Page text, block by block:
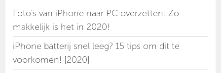
Foto's van iPhone naar PC overzetten: Zo
makkelijk is het in 2020!
iPhone batterij snel leeg? 15 tips om dit te
voorkomen! [2020]